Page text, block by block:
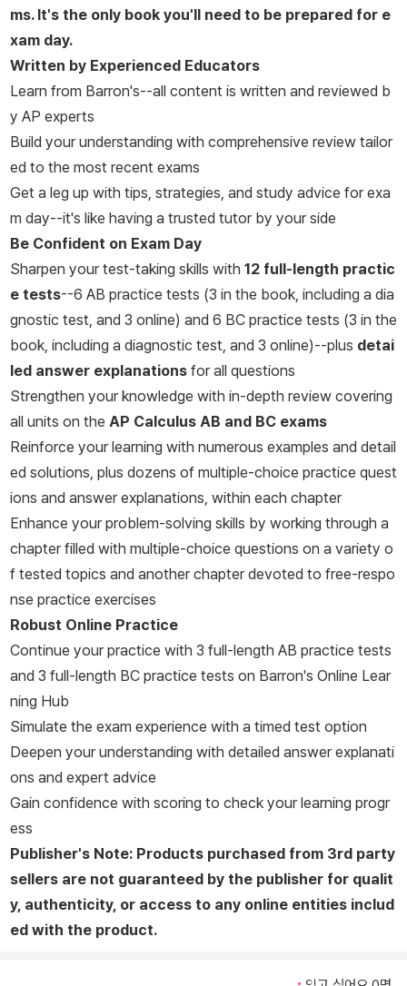
ms. It's the only book you'll need to be prepared for e
xam day.
Written by Experienced Educators
Learn from Barron's--all content is written and reviewed b
y AP experts
Build your understanding with comprehensive review tailor
ed to the most recent exams
Get a leg up with tips, strategies, and study advice for exa
m day--it's like having a trusted tutor by your side
Be Confident on Exam Day
Sharpen your test-taking skills with 12 full-length practic
e tests--6 AB practice tests (3 in the book, including a dia
gnostic test, and 3 online) and 6 BC practice tests (3 in the
book, including a diagnostic test, and 3 online)--plus detai
led answer explanations for all questions
Strengthen your knowledge with in-depth review covering
all units on the AP Calculus AB and BC exams
Reinforce your learning with numerous examples and detail
ed solutions, plus dozens of multiple-choice practice quest
ions and answer explanations, within each chapter
Enhance your problem-solving skills by working through a
chapter filled with multiple-choice questions on a variety o
f tested topics and another chapter devoted to free-respo
nse practice exercises
Robust Online Practice
Continue your practice with 3 full-length AB practice tests
and 3 full-length BC practice tests on Barron's Online Lear
ning Hub
Simulate the exam experience with a timed test option
Deepen your understanding with detailed answer explanati
ons and expert advice
Gain confidence with scoring to check your learning progr
ess
Publisher's Note: Products purchased from 3rd party
sellers are not guaranteed by the publisher for qualit
y, authenticity, or access to any online entities includ
ed with the product.